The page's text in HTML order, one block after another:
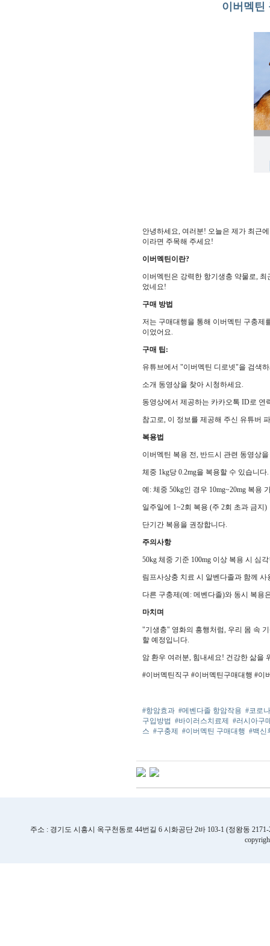
이버멕틴
안녕하세요, 여러분! 오늘은 제가 최근
이라면 주목해 주세요!
이버멕틴이란?
이버멕틴은 강력한 항기생충 약물로,
었네요!
구매 방법
저는 구매대행을 통해 이버멕틴 구충제
이었어요.
구매 팁:
유튜브에서 "이버멕틴 디로넷"을 검색
소개 동영상을 찾아 시청하세요.
동영상에서 제공하는 카카오톡 ID로 연
참고로, 이 정보를 제공해 주신 유튜버
복용법
이버멕틴 복용 전, 반드시 관련 동영상
체중 1kg당 0.2mg을 복용할 수 있습니다
예: 체중 50kg인 경우 10mg~20mg 복용
일주일에 1~2회 복용 (주 2회 초과 금지)
단기간 복용을 권장합니다.
주의사항
50kg 체중 기준 100mg 이상 복용 시 심
림프사상충 치료 시 알벤다졸과 함께
다른 구충제(예: 메벤다졸)와 동시 복용
마치며
"기생충" 영화의 흥행처럼, 우리 몸 속
할 예정입니다.
암 환우 여러분, 힘내세요! 건강한 삶을
#이버멕틴직구 #이버멕틴구매대행 #이
#항암효과 #메벤다졸 항암작용 #코로
구입방법 #바이러스치료제
#러시아구
스 #구충제 #이버멕틴 구매대행 #백신
주소 : 경기도 시흥시 옥구천동로 44번길 6 시화공단 2바 103-1 (정왕동